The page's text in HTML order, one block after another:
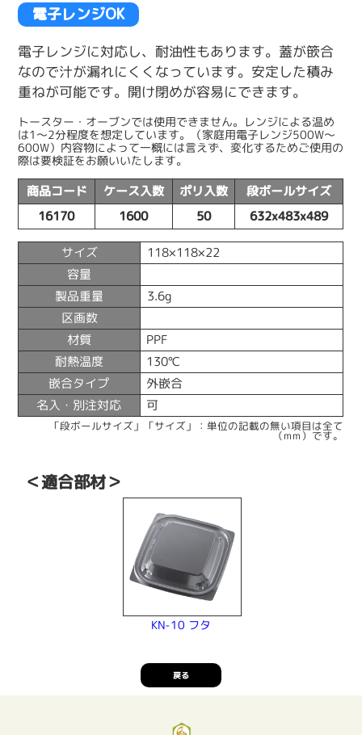
電子レンジOK
電子レンジに対応し、耐油性もあります。蓋が篏合
なので汁が漏れにくくなっています。安定した積み
重ねが可能です。開け閉めが容易にできます。
トースター・オーブンでは使用できません。レンジによる温め
は1～2分程度を想定しています。（家庭用電子レンジ500W～
600W）内容物によって一概には言えず、変化するためご使用の
際は要検証をお願いいたします。
商品コード ケース入数 ポリ入数 段ボールサイズ
16170 1600 50 632x483x489
サイズ 118×118×22
容量
製品重量 3.6g
区画数
材質 PPF
耐熱温度 130℃
嵌合タイプ 外嵌合
名入・別注対応 可
「段ボールサイズ」「サイズ」：単位の記載の無い項目は全て
（mm）です。
＜適合部材＞
KN-10 フタ
戻る